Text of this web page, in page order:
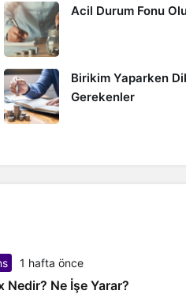
Acil Durum Fonu
Birikim Yaparken
Gerekenler
1 hafta önce
Nedir? Ne İşe Yarar?